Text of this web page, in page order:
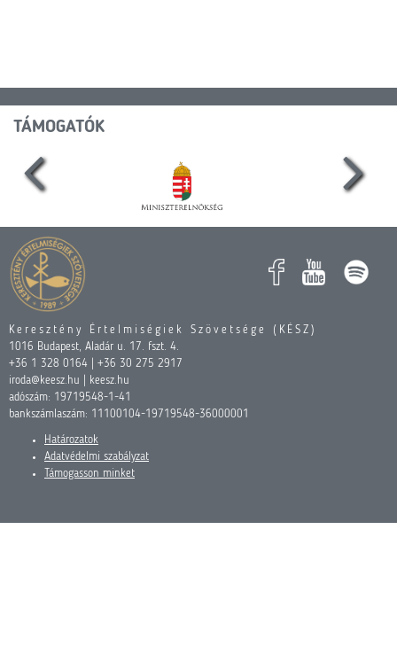
TÁMOGATÓK
Keresztény Értelmiségiek Szövetsége (KÉSZ)
1016 Budapest, Aladár u. 17. fszt. 4.
+36 1 328 0164 | +36 30 275 2917
iroda@keesz.hu | keesz.hu
adószám: 19719548-1-41
bankszámlaszám: 11100104-19719548-36000001
Határozatok
Adatvédelmi szabályzat
Támogasson minket